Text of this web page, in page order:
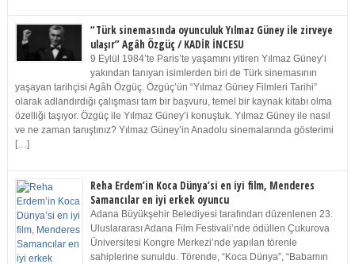
“Türk sinemasında oyunculuk Yılmaz Güney ile zirveye
ulaşır” Agâh Özgüç / KADİR İNCESU
9 Eylül 1984’te Paris’te yaşamını yitiren Yılmaz Güney’i
yakından tanıyan isimlerden biri de Türk sinemasının
yaşayan tarihçisi Agâh Özgüç. Özgüç’ün “Yılmaz Güney Filmleri Tarihi”
olarak adlandırdığı çalışması tam bir başvuru, temel bir kaynak kitabı olma
özelliği taşıyor. Özgüç ile Yılmaz Güney’i konuştuk. Yılmaz Güney ile nasıl
ve ne zaman tanıştınız? Yılmaz Güney’in Anadolu sinemalarında gösterimi
[…]
Reha Erdem’in Koca Dünya’si en iyi film, Menderes
Samancılar en iyi erkek oyuncu
Adana Büyükşehir Belediyesi tarafından düzenlenen 23.
Uluslararası Adana Film Festivali’nde ödüllen Çukurova
Üniversitesi Kongre Merkezi’nde yapılan törenle
sahiplerine sunuldu. Törende, “Koca Dünya”, “Babamın